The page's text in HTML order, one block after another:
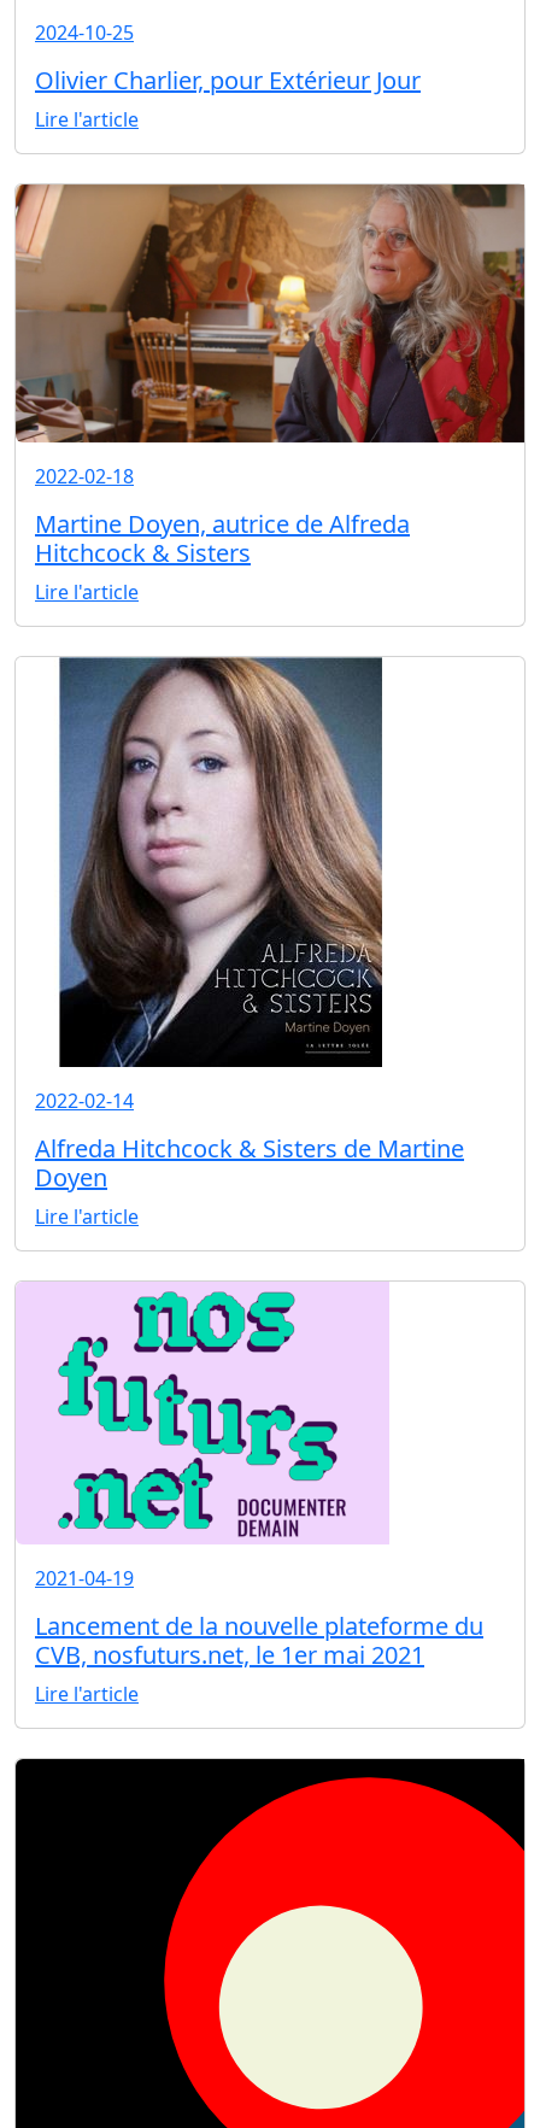
2024-10-25
Olivier Charlier, pour Extérieur Jour
Lire l'article
2022-02-18
Martine Doyen, autrice de Alfreda
Hitchcock & Sisters
Lire l'article
2022-02-14
Alfreda Hitchcock & Sisters de Martine
Doyen
Lire l'article
2021-04-19
Lancement de la nouvelle plateforme du
CVB, nosfuturs.net, le 1er mai 2021
Lire l'article